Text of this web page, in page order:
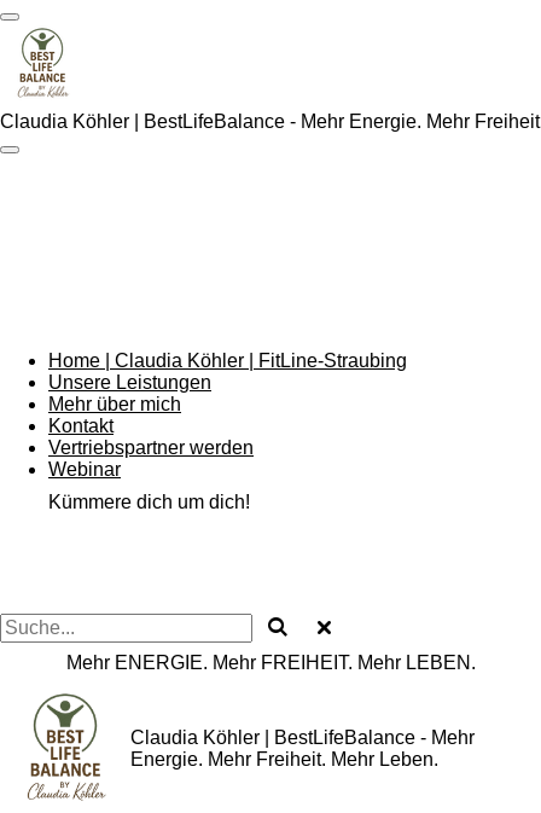
Zum
Hauptinhalt
springen
Claudia Köhler | BestLifeBalance - Mehr Energie. Mehr
Home | Claudia Köhler | FitLine-Straubing
Unsere Leistungen
Mehr über mich
Kontakt
Vertriebspartner werden
Webinar
Kümmere dich um dich!
Mehr ENERGIE. Mehr FREIHEIT. Mehr LEBEN.
Claudia Köhler | BestLifeBalance - Mehr
Energie. Mehr Freiheit. Mehr Leben.